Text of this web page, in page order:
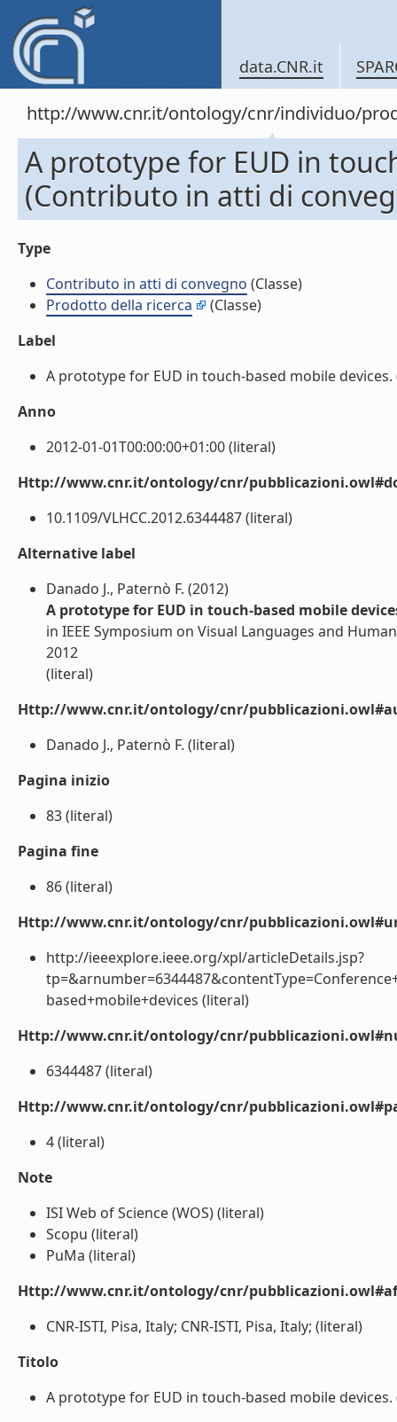
data.CNR.it
http://www.cnr.it/ontology/cnr/individuo/
A prototype for EUD in
(Contributo in atti di
Type
Contributo in atti di convegno (Classe)
Prodotto della ricerca
(Classe)
Label
A prototype for EUD in touch-based mobile
Anno
2012-01-01T00:00:00+01:00 (literal)
Http://www.cnr.it/ontology/cnr/
10.1109/VLHCC.2012.6344487 (literal)
Alternative label
Danado J., Paternò F. (2012)
A prototype for EUD in touch-based mobile
in IEEE Symposium on Visual Languages and
2012
(literal)
Http://www.cnr.it/ontology/cnr/
Danado J., Paternò F. (literal)
Pagina inizio
83 (literal)
Pagina fine
86 (literal)
Http://www.cnr.it/ontology/cnr/
http://ieeexplore.ieee.org/xpl/articleDetails.jsp?
based+mobile+devices (literal)
Http://www.cnr.it/ontology/cnr/
6344487 (literal)
Http://www.cnr.it/ontology/cnr/
4 (literal)
Note
ISI Web of Science (WOS) (literal)
Scopu (literal)
PuMa (literal)
Http://www.cnr.it/ontology/cnr/
CNR-ISTI, Pisa, Italy; CNR-ISTI, Pisa, Italy; (literal)
Titolo
A prototype for EUD in touch-based mobile